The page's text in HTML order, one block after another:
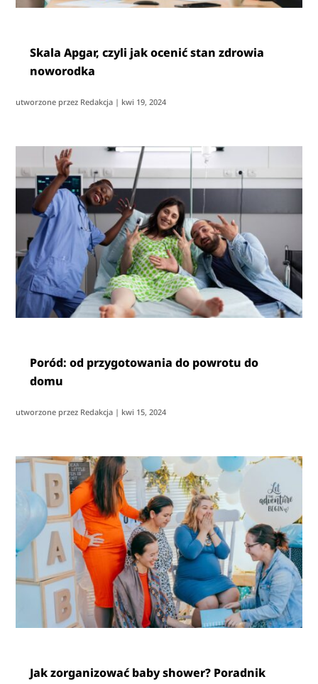
Skala Apgar, czyli jak ocenić stan zdrowia
noworodka
utworzone przez Redakcja | kwi 19, 2024
Poród: od przygotowania do powrotu do
domu
utworzone przez Redakcja | kwi 15, 2024
Jak zorganizować baby shower? Poradnik